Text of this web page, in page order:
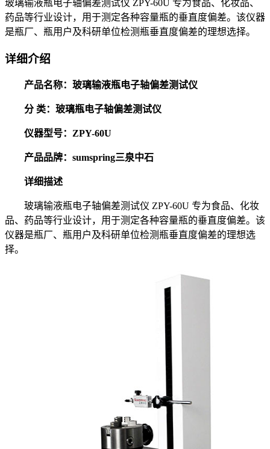
玻璃输液瓶电子轴偏差测试仪 ZPY-60U 专为食品、化妆品、
药品等行业设计，用于测定各种容量瓶的垂直度偏差。该仪器
是瓶厂、瓶用户及科研单位检测瓶垂直度偏差的理想选择。
详细介绍
产品名称：玻璃输液瓶电子轴偏差测试仪
分 类：玻璃瓶电子轴偏差测试仪
仪器型号：ZPY-60U
产品品牌：sumspring三泉中石
详细描述
玻璃输液瓶电子轴偏差测试仪 ZPY-60U 专为食品、化妆
品、药品等行业设计，用于测定各种容量瓶的垂直度偏差。该
仪器是瓶厂、瓶用户及科研单位检测瓶垂直度偏差的理想选
择。